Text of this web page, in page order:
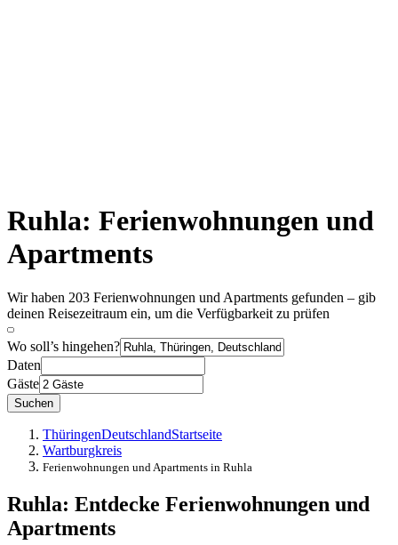
Ruhla: Ferienwohnungen und
Apartments
Wir haben 203 Ferienwohnungen und Apartments gefunden – gib
deinen Reisezeitraum ein, um die Verfügbarkeit zu prüfen
Wo soll’s hingehen?
Daten
Gäste
Suchen
ThüringenDeutschlandStartseite
Wartburgkreis
Ferienwohnungen und Apartments in Ruhla
Ruhla: Entdecke Ferienwohnungen und
Apartments